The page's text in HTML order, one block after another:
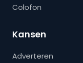
Colofon
Kansen
Adverteren